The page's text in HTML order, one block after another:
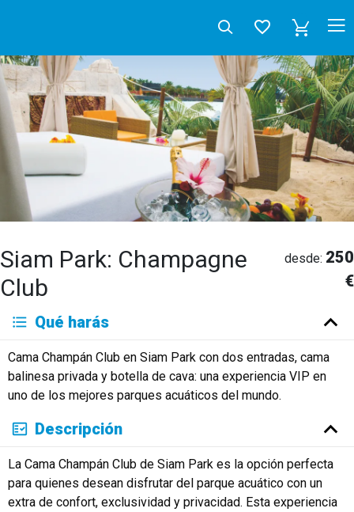
Siam Park: Champagne
Club
desde: 250
€
Deutsch English
Français
Italiano
Neerlandés
Русский
Qué harás
Cama Champán Club en Siam Park con dos entradas, cama
balinesa privada y botella de cava: una experiencia VIP en
uno de los mejores parques acuáticos del mundo.
Descripción
La Cama Champán Club de Siam Park es la opción perfecta
para quienes desean disfrutar del parque acuático con un
extra de confort, exclusividad y privacidad. Esta experiencia